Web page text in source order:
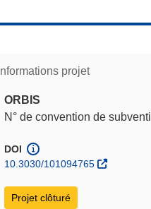
Informations projet
ORBIS
N° de convention de
DOI
10.3030/101094765
Projet clôturé